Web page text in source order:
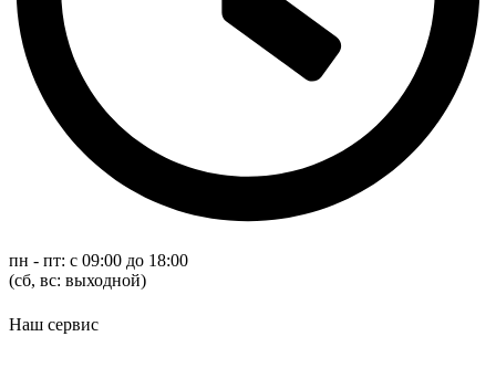
пн - пт: с 09:00 до 18:00
(cб, вс: выходной)
Наш сервис